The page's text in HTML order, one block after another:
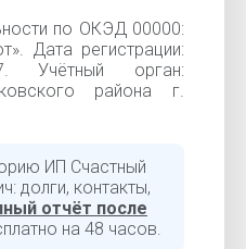
по ОКЭД 00000:
Дата регистрации:
Учётный орган:
района г.
ИП Счастный
долги, контакты,
отчёт после
на 48 часов.